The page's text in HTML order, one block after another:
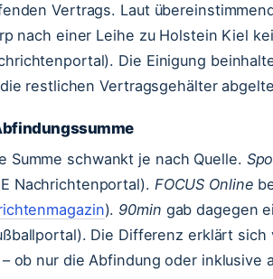
Vertrags. Laut
nach einer Leihe zu Holstein Kiel
Die Einigung
restlichen Vertragsgehälter
Summe schwankt je nach Quelle.
Nachrichtenportal). FOCUS Online
). 90min gab dagegen
Die Differenz erklärt
ob nur die Abfindung oder inklusive